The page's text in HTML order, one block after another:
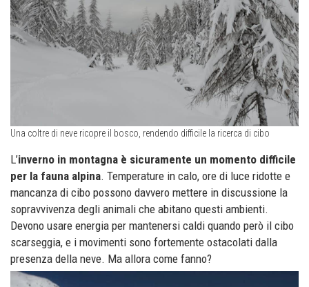
Una coltre di neve ricopre il bosco, rendendo difficile la ricerca di cibo
L’inverno in montagna è sicuramente un momento difficile
per la fauna alpina. Temperature in calo, ore di luce ridotte e
mancanza di cibo possono davvero mettere in discussione la
sopravvivenza degli animali che abitano questi ambienti.
Devono usare energia per mantenersi caldi quando però il cibo
scarseggia, e i movimenti sono fortemente ostacolati dalla
presenza della neve. Ma allora come fanno?